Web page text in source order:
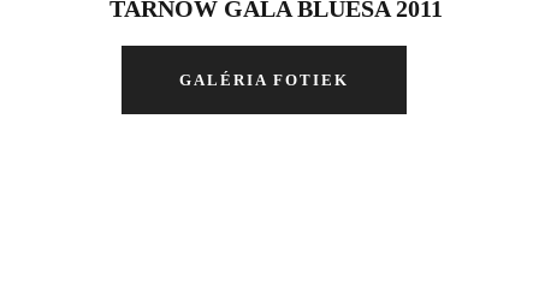
TARNÓW GALA BLUESA 2011
GALÉRIA FOTIEK